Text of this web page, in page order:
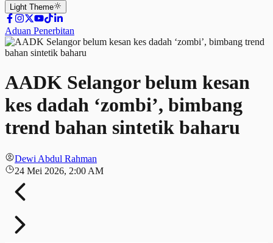
Light Theme
Aduan Penerbitan
AADK Selangor belum kesan
kes dadah ‘zombi’, bimbang
trend bahan sintetik baharu
Dewi Abdul Rahman
24 Mei 2026, 2:00 AM